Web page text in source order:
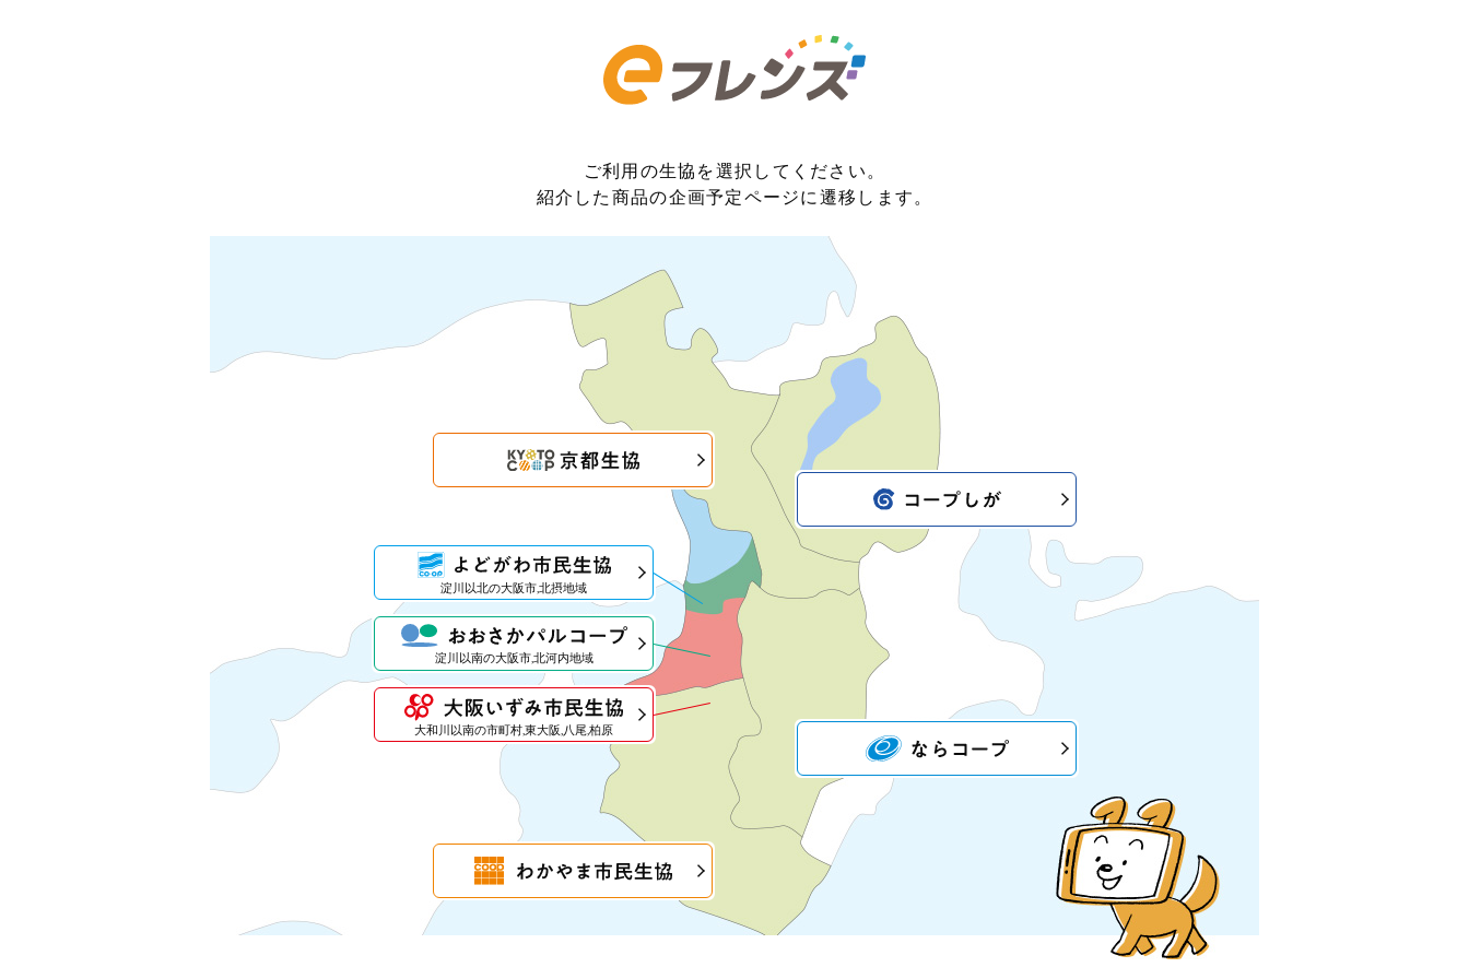
ご利用の生協を選択してください。
紹介した商品の企画予定ページに遷移します。
淀川以北の大阪市,北摂地域
淀川以南の大阪市,北河内地域
大和川以南の市町村,東大阪,八尾,柏原